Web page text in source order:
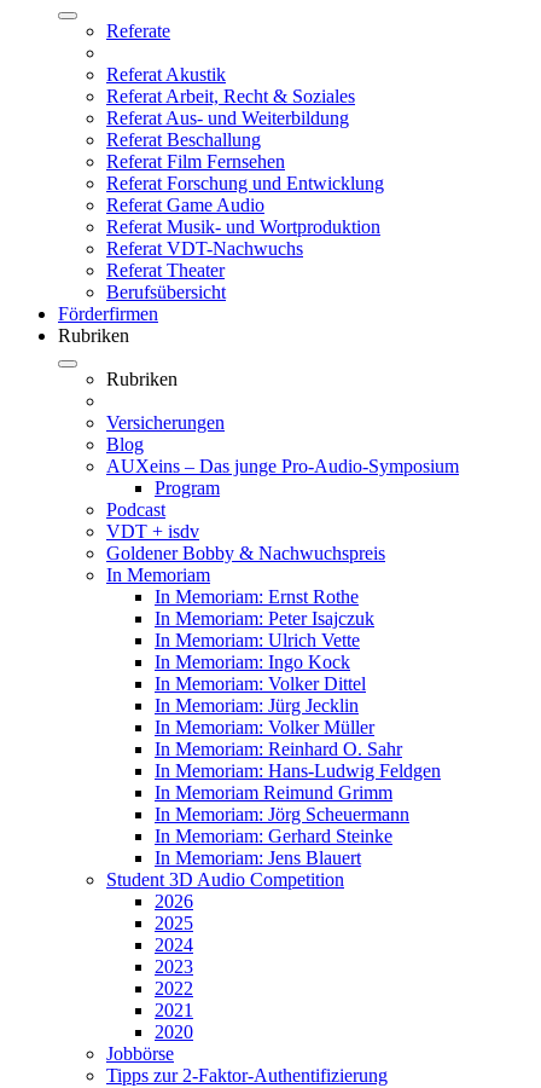
Referate
Referat Akustik
Referat Arbeit, Recht & Soziales
Referat Aus- und Weiterbildung
Referat Beschallung
Referat Film Fernsehen
Referat Forschung und Entwicklung
Referat Game Audio
Referat Musik- und Wortproduktion
Referat VDT-Nachwuchs
Referat Theater
Berufsübersicht
Förderfirmen
Rubriken
Rubriken
Versicherungen
Blog
AUXeins – Das junge Pro-Audio-Symposium
Program
Podcast
VDT + isdv
Goldener Bobby & Nachwuchspreis
In Memoriam
In Memoriam: Ernst Rothe
In Memoriam: Peter Isajczuk
In Memoriam: Ulrich Vette
In Memoriam: Ingo Kock
In Memoriam: Volker Dittel
In Memoriam: Jürg Jecklin
In Memoriam: Volker Müller
In Memoriam: Reinhard O. Sahr
In Memoriam: Hans-Ludwig Feldgen
In Memoriam Reimund Grimm
In Memoriam: Jörg Scheuermann
In Memoriam: Gerhard Steinke
In Memoriam: Jens Blauert
Student 3D Audio Competition
2026
2025
2024
2023
2022
2021
2020
Jobbörse
Tipps zur 2-Faktor-Authentifizierung